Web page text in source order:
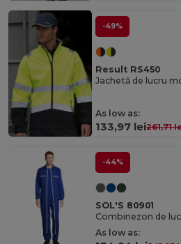
-49%
Result RS450
Jachetă de lucru
As low as:
133,97 lei261,71
-44%
SOL'S 80901
As low as: